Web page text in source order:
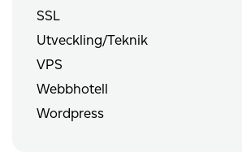
SSL
Utveckling/Teknik
VPS
Webbhotell
Wordpress